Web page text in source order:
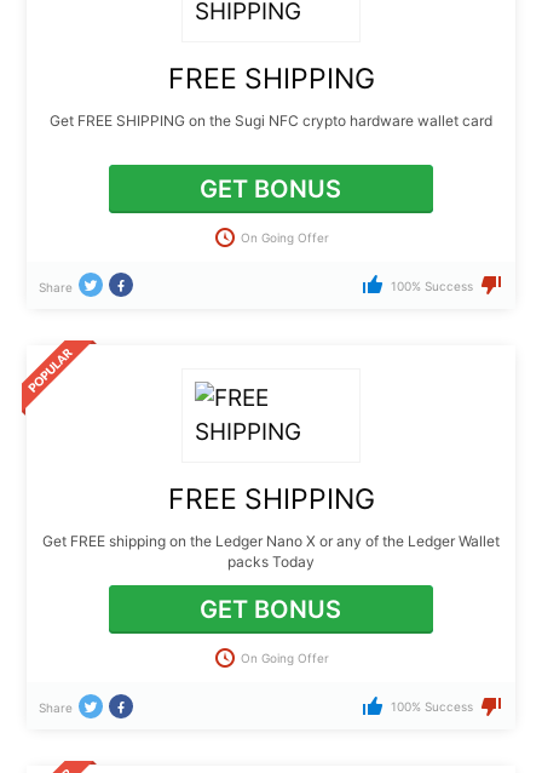
FREE SHIPPING
Get FREE SHIPPING on the Sugi NFC crypto hardware wallet card
GET BONUS
On Going Offer
Share 100% Success
FREE SHIPPING
Get FREE shipping on the Ledger Nano X or any of the Ledger Wallet
packs Today
GET BONUS
On Going Offer
Share 100% Success